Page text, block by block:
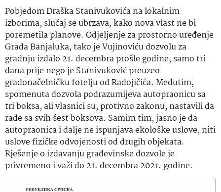
Pobjedom Draška Stanivukovića na lokalnim
izborima, slučaj se ubrzava, kako nova vlast ne bi
poremetila planove. Odjeljenje za prostorno uređenje
Grada Banjaluka, tako je Vujinoviću dozvolu za
gradnju izdalo 21. decembra prošle godine, samo tri
dana prije nego je Stanivuković preuzeo
gradonačelničku fotelju od Radojičića. Međutim,
spomenuta dozvola podrazumijeva autopraonicu sa
tri boksa, ali vlasnici su, protivno zakonu, nastavili da
rade sa svih šest boksova. Samim tim, jasno je da
autopraonica i dalje ne ispunjava ekološke uslove, niti
uslove fizičke odvojenosti od drugih objekata.
Rješenje o izdavanju građevinske dozvole je
privremeno i važi do 21. decembra 2021. godine.